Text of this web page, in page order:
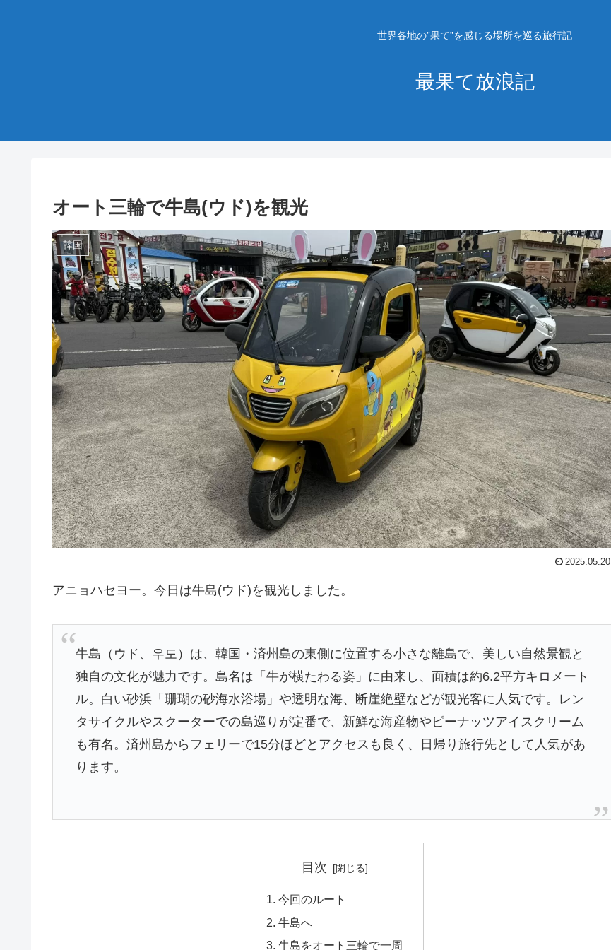
世界各地の”果て”を感じる場所を巡る旅行記
最果て放浪記
オート三輪で牛島(ウド)を観光
韓国
2025.05.20
アニョハセヨー。今日は牛島(ウド)を観光しました。
牛島（ウド、우도）は、韓国・済州島の東側に位置する小さな離島で、美しい自然景観と
独自の文化が魅力です。島名は「牛が横たわる姿」に由来し、面積は約6.2平方キロメート
ル。白い砂浜「珊瑚の砂海水浴場」や透明な海、断崖絶壁などが観光客に人気です。レン
タサイクルやスクーターでの島巡りが定番で、新鮮な海産物やピーナッツアイスクリーム
も有名。済州島からフェリーで15分ほどとアクセスも良く、日帰り旅行先として人気があ
ります。
目次
今回のルート
牛島へ
牛島をオート三輪で一周